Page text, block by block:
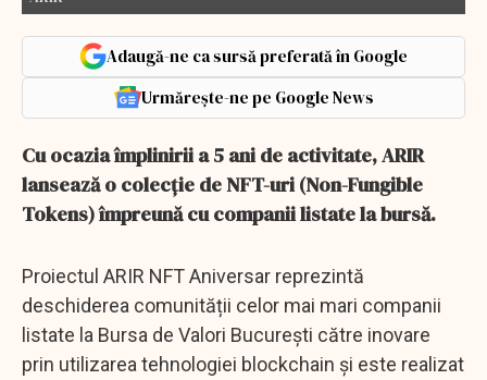
Adaugă-ne ca sursă preferată în Google
Urmărește-ne pe Google News
Cu ocazia împlinirii a 5 ani de activitate, ARIR
lansează o colecție de NFT-uri (Non-Fungible
Tokens) împreună cu companii listate la bursă.
Proiectul ARIR NFT Aniversar reprezintă
deschiderea comunității celor mai mari companii
listate la Bursa de Valori București către inovare
prin utilizarea tehnologiei blockchain și este realizat